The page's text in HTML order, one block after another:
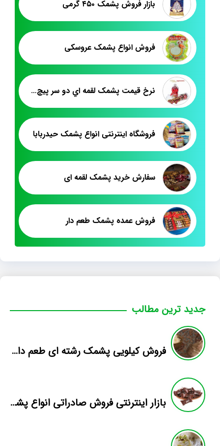
بازار فروش پشمک ۴۵۰ گرمی
فروش انواع پشمک عروسکی
نرخ قيمت پشمک لقمه اي دو سر پيچ حاج عبدالله
فروشگاه اینترنتی انواع پشمک حیدربابا
سفارش خرید پشمک لقمه ای
فروش عمده پشمک طعم دار
جدید ترین مطالب
فروش کیلویی پشمک رشته ای طعم دار میوه
بازار اینترنتی فروش صادراتی انواع پشمک الیافی/شکلاتی